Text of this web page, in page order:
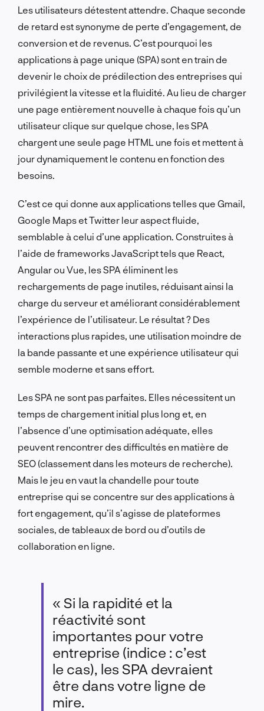
Les utilisateurs détestent attendre. Chaque seconde
de retard est synonyme de perte d’engagement, de
conversion et de revenus. C’est pourquoi les
applications à page unique (SPA) sont en train de
devenir le choix de prédilection des entreprises qui
privilégient la vitesse et la fluidité. Au lieu de charger
une page entièrement nouvelle à chaque fois qu’un
utilisateur clique sur quelque chose, les SPA
chargent une seule page HTML une fois et mettent à
jour dynamiquement le contenu en fonction des
besoins.
C’est ce qui donne aux applications telles que Gmail,
Google Maps et Twitter leur aspect fluide,
semblable à celui d’une application. Construites à
l’aide de frameworks JavaScript tels que React,
Angular ou Vue, les SPA éliminent les
rechargements de page inutiles, réduisant ainsi la
charge du serveur et améliorant considérablement
l’expérience de l’utilisateur. Le résultat ? Des
interactions plus rapides, une utilisation moindre de
la bande passante et une expérience utilisateur qui
semble moderne et sans effort.
Les SPA ne sont pas parfaites. Elles nécessitent un
temps de chargement initial plus long et, en
l’absence d’une optimisation adéquate, elles
peuvent rencontrer des difficultés en matière de
SEO (classement dans les moteurs de recherche).
Mais le jeu en vaut la chandelle pour toute
entreprise qui se concentre sur des applications à
fort engagement, qu’il s’agisse de plateformes
sociales, de tableaux de bord ou d’outils de
collaboration en ligne.
« Si la rapidité et la
réactivité sont
importantes pour votre
entreprise (indice : c’est
le cas), les SPA devraient
être dans votre ligne de
mire.